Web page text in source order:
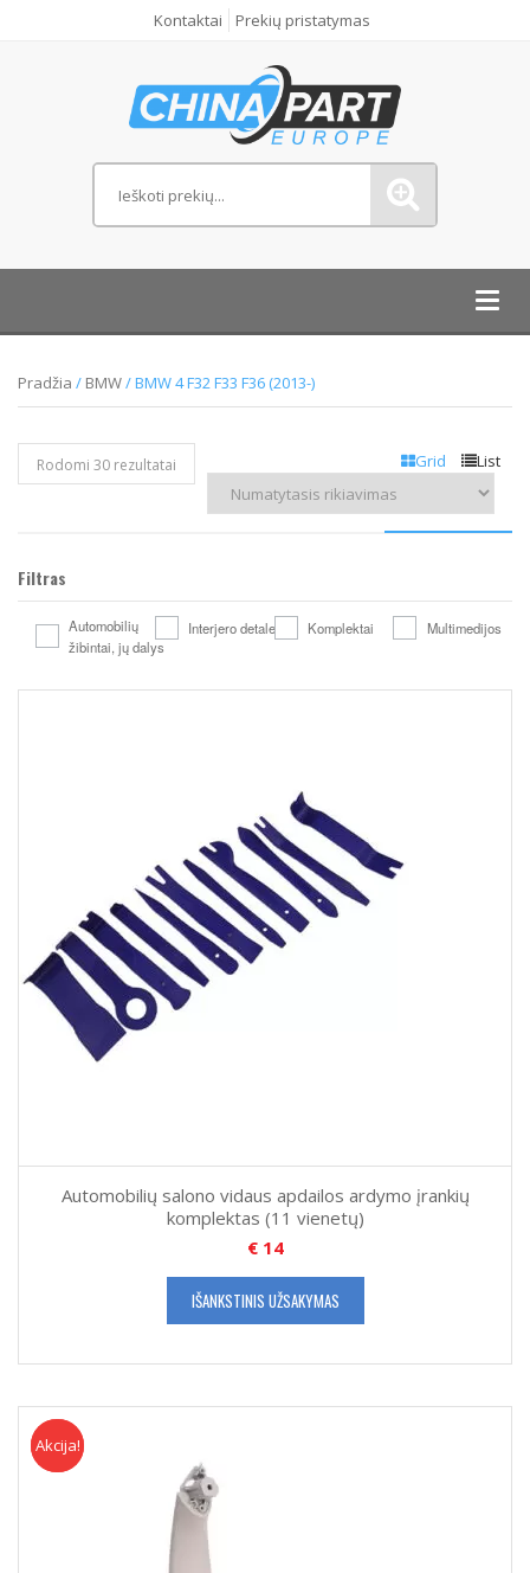
Kontaktai Prekių pristatymas
Pradžia / BMW/ BMW 4 F32 F33 F36 (2013-)
Grid List
Rodomi 30 rezultatai
Filtras
Automobilių
žibintai, jų dalys
Interjero detales Komplektai Multimedijos
Automobilių salono vidaus apdailos ardymo įrankių
komplektas (11 vienetų)
€14
IŠANKSTINIS UŽSAKYMAS
Akcija
Akcija!